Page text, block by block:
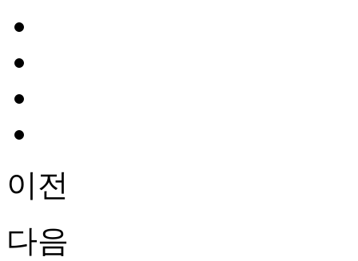
이전
다음